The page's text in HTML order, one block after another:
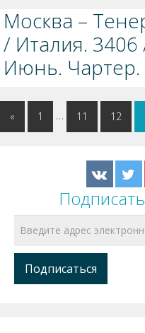
Москва –
/ Италия.
Июнь. Чартер.
« 1 … 11 12